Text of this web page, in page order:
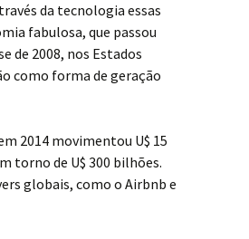
da tecnologia essas
fabulosa, que passou
de 2008, nos Estados
como forma de geração
2014 movimentou U$ 15
torno de U$ 300 bilhões.
globais, como o Airbnb e